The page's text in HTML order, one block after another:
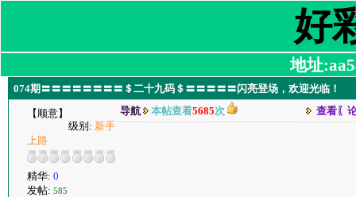
好
地址
074期〓〓〓〓〓〓〓〓＄二十九码＄〓〓〓〓〓闪亮登场，欢迎光临！
【顺意】
级别: 新手
上路
精华: 0
发帖: 585
导航 本帖查看5685次 查看〖